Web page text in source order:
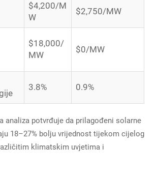
$4,200/M
W
$2,750/MW
$18,000/
MW
$0/MW
3.8% 0.9%
analiza potvrđuje da prilagođeni solarne
18–27% bolju vrijednost tijekom cijelog
klimatskim uvjetima i